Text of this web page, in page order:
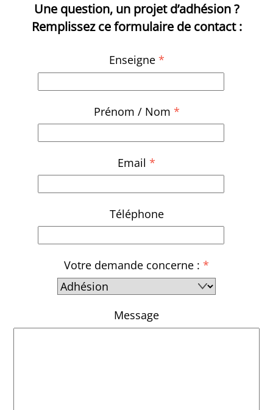
Une question, un projet d’adhésion ?
Remplissez ce formulaire de contact :
Enseigne *
Prénom / Nom *
Email *
Téléphone
Votre demande concerne : *
Message